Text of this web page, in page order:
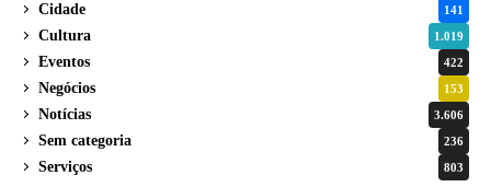
Cidade 141
Cultura 1.019
Eventos 422
Negócios 153
Notícias 3.606
Sem categoria 236
Serviços 803